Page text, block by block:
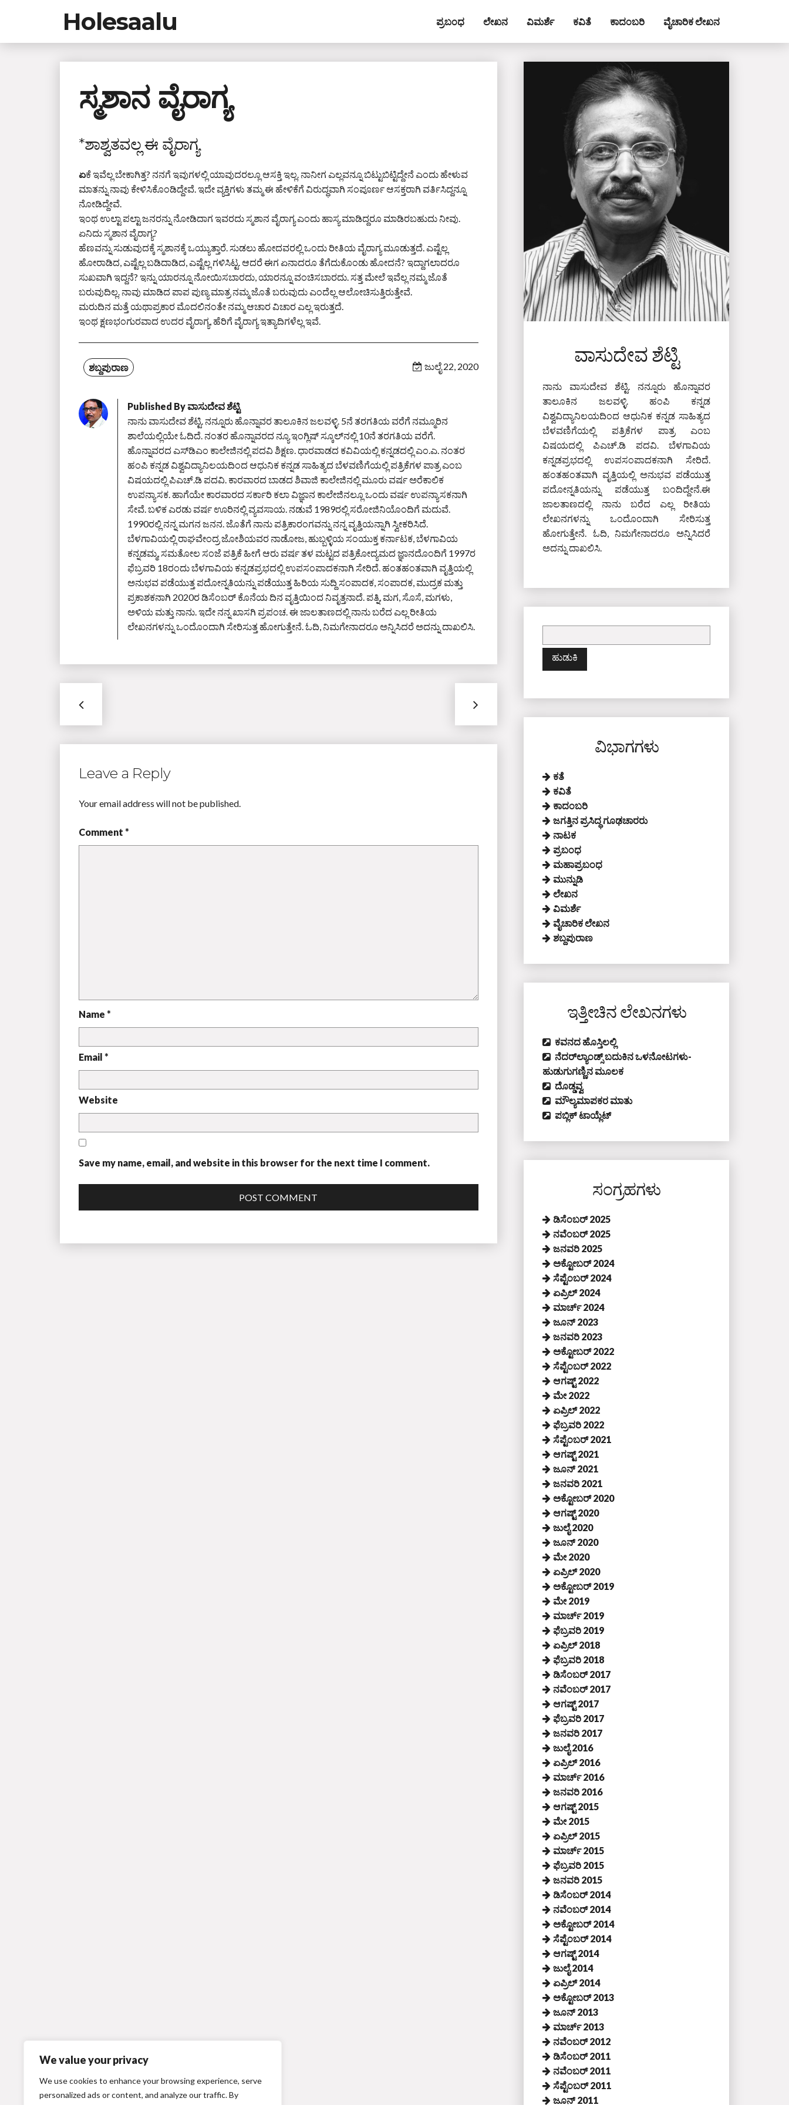
We value your privacy
We use cookies to enhance your browsing experience, serve
personalized ads or content, and analyze our traffic. By
Holesaalu ಪ್ರಬಂಧ ಲೇಖನ ವಿಮರ್ಶೆ ಕವಿತೆ ಕಾದಂಬರಿ ವೈಚಾರಿಕ ಲೇಖನ
ಸ್ಮಶಾನ ವೈರಾಗ್ಯ
*ಶಾಶ್ವತವಲ್ಲ ಈ ವೈರಾಗ್ಯ
ಏಕೆ ಇವೆಲ್ಲ ಬೇಕಾಗಿತ್ತ? ನನಗೆ ಇವುಗಳಲ್ಲಿ ಯಾವುದರಲ್ಲೂ ಆಸಕ್ತಿ ಇಲ್ಲ. ನಾನೀಗ ಎಲ್ಲವನ್ನೂ ಬಿಟ್ಟುಬಿಟ್ಟಿದ್ದೇನೆ ಎಂದು ಹೇಳುವ
ಮಾತನ್ನು ನಾವು ಕೇಳಿಸಿಕೊಂಡಿದ್ದೇವೆ. ಇದೇ ವ್ಯಕ್ತಿಗಳು ತಮ್ಮ ಈ ಹೇಳಿಕೆಗೆ ವಿರುದ್ಧವಾಗಿ ಸಂಪೂರ್ಣ ಆಸಕ್ತರಾಗಿ ವರ್ತಿಸಿದ್ದನ್ನೂ
ನೋಡಿದ್ದೇವೆ.
ಇಂಥ ಉಲ್ಟಾ ಪಲ್ಟಾ ಜನರನ್ನು ನೋಡಿದಾಗ ಇವರದು ಸ್ಮಶಾನ ವೈರಾಗ್ಯ ಎಂದು ಹಾಸ್ಯ ಮಾಡಿದ್ದರೂ ಮಾಡಿರಬಹುದು ನೀವು.
ಏನಿದು ಸ್ಮಶಾನ ವೈರಾಗ್ಯ?
ಹೆಣವನ್ನು ಸುಡುವುದಕ್ಕೆ ಸ್ಮಶಾನಕ್ಕೆ ಒಯ್ಯುತ್ತಾರೆ. ಸುಡಲು ಹೋದವರಲ್ಲಿ ಒಂದು ರೀತಿಯ ವೈರಾಗ್ಯ ಮೂಡುತ್ತದೆ. ಎಷ್ಟೆಲ್ಲ
ಹೋರಾಡಿದ, ಎಷ್ಟೆಲ್ಲ ಬಡಿದಾಡಿದ, ಎಷ್ಟೆಲ್ಲ ಗಳಿಸಿಟ್ಟ. ಆದರೆ ಈಗ ಏನಾದರೂ ತೆಗೆದುಕೊಂಡು ಹೋದನೆ? ಇದ್ದಾಗಲಾದರೂ
ಸುಖವಾಗಿ ಇದ್ದನೆ? ಇನ್ನು ಯಾರನ್ನೂ ನೋಯಿಸಬಾರದು, ಯಾರನ್ನೂ ವಂಚಿಸಬಾರದು. ಸತ್ತ ಮೇಲೆ ಇವೆಲ್ಲ ನಮ್ಮ ಜೊತೆ
ಬರುವುದಿಲ್ಲ. ನಾವು ಮಾಡಿದ ಪಾಪ ಪುಣ್ಯ ಮಾತ್ರ ನಮ್ಮ ಜೊತೆ ಬರುವುದು ಎಂದೆಲ್ಲ ಆಲೋಚಿಸುತ್ತಿರುತ್ತೇವೆ.
ಮರುದಿನ ಮತ್ತೆ ಯಥಾಪ್ರಕಾರ ಮೊದಲಿನಂತೇ ನಮ್ಮ ಆಚಾರ ವಿಚಾರ ಎಲ್ಲ ಇರುತ್ತದೆ.
ಇಂಥ ಕ್ಷಣಭಂಗುರವಾದ ಉದರ ವೈರಾಗ್ಯ, ಹೆರಿಗೆ ವೈರಾಗ್ಯ ಇತ್ಯಾದಿಗಳೆಲ್ಲ ಇವೆ.
ಶಬ್ದಪುರಾಣ ಜುಲೈ 22, 2020
Published By ವಾಸುದೇವ ಶೆಟ್ಟಿ
ನಾನು ವಾಸುದೇವ ಶೆಟ್ಟಿ. ನನ್ನೂರು ಹೊನ್ನಾವರ ತಾಲೂಕಿನ ಜಲವಳ್ಳಿ. 5ನೆ ತರಗತಿಯ ವರೆಗೆ ನಮ್ಮೂರಿನ
ಶಾಲೆಯಲ್ಲಿಯೇ ಓದಿದೆ. ನಂತರ ಹೊನ್ನಾವರದ ನ್ಯೂ ಇಂಗ್ಲಿಷ್ ಸ್ಕೂಲ್‌ನಲ್ಲಿ 10ನೆ ತರಗತಿಯ ವರೆಗೆ.
ಹೊನ್ನಾವರದ ಎಸ್‌ಡಿಎಂ ಕಾಲೇಜಿನಲ್ಲಿ ಪದವಿ ಶಿಕ್ಷಣ. ಧಾರವಾಡದ ಕವಿವಿಯಲ್ಲಿ ಕನ್ನಡದಲ್ಲಿ ಎಂ.ಎ. ನಂತರ
ಹಂಪಿ ಕನ್ನಡ ವಿಶ್ವವಿದ್ಯಾನಿಲಯದಿಂದ ಆಧುನಿಕ ಕನ್ನಡ ಸಾಹಿತ್ಯದ ಬೆಳವಣಿಗೆಯಲ್ಲಿ ಪತ್ರಿಕೆಗಳ ಪಾತ್ರ ಎಂಬ
ವಿಷಯದಲ್ಲಿ ಪಿಎಚ್‌.ಡಿ ಪದವಿ. ಕಾರವಾರದ ಬಾಡದ ಶಿವಾಜಿ ಕಾಲೇಜಿನಲ್ಲಿ ಮೂರು ವರ್ಷ ಅರೆಕಾಲಿಕ
ಉಪನ್ಯಾಸಕ. ಹಾಗೆಯೇ ಕಾರವಾರದ ಸರ್ಕಾರಿ ಕಲಾ ವಿಜ್ಞಾನ ಕಾಲೇಜಿನಲ್ಲೂ ಒಂದು ವರ್ಷ ಉಪನ್ಯಾಸಕನಾಗಿ
ಸೇವೆ. ಬಳಿಕ ಎರಡು ವರ್ಷ ಊರಿನಲ್ಲಿ ವ್ಯವಸಾಯ. ನಡುವೆ 1989ರಲ್ಲಿ ಸರೋಜಿನಿಯೊಂದಿಗೆ ಮದುವೆ.
1990ರಲ್ಲಿ ನನ್ನ ಮಗನ ಜನನ. ಜೊತೆಗೆ ನಾನು ಪತ್ರಿಕಾರಂಗವನ್ನು ನನ್ನ ವೃತ್ತಿಯನ್ನಾಗಿ ಸ್ವೀಕರಿಸಿದೆ.
ಬೆಳಗಾವಿಯಲ್ಲಿ ರಾಘವೇಂದ್ರ ಜೋಶಿಯವರ ನಾಡೋಜ, ಹುಬ್ಬಳ್ಳಿಯ ಸಂಯುಕ್ತ ಕರ್ನಾಟಕ, ಬೆಳಗಾವಿಯ
ಕನ್ನಡಮ್ಮ, ಸಮತೋಲ ಸಂಜೆ ಪತ್ರಿಕೆ ಹೀಗೆ ಆರು ವರ್ಷ ತಳ ಮಟ್ಟದ ಪತ್ರಿಕೋದ್ಯಮದ ಜ್ಞಾನದೊಂದಿಗೆ 1997ರ
ಫೆಬ್ರವರಿ 18ರಂದು ಬೆಳಗಾವಿಯ ಕನ್ನಡಪ್ರಭದಲ್ಲಿ ಉಪಸಂಪಾದಕನಾಗಿ ಸೇರಿದೆ. ಹಂತಹಂತವಾಗಿ ವೃತ್ತಿಯಲ್ಲಿ
ಅನುಭವ ಪಡೆಯುತ್ತ ಪದೋನ್ನತಿಯನ್ನು ಪಡೆಯುತ್ತ ಹಿರಿಯ ಸುದ್ದಿ ಸಂಪಾದಕ, ಸಂಪಾದಕ, ಮುದ್ರಕ ಮತ್ತು
ಪ್ರಕಾಶಕನಾಗಿ 2020ರ ಡಿಸೆಂಬರ್‌ ಕೊನೆಯ ದಿನ ವೃತ್ತಿಯಿಂದ ನಿವೃತ್ತನಾದೆ. ಪತ್ನಿ, ಮಗ, ಸೊಸೆ, ಮಗಳು,
ಅಳಿಯ ಮತ್ತು ನಾನು. ಇದೇ ನನ್ನ ಖಾಸಗಿ ಪ್ರಪಂಚ. ಈ ಜಾಲತಾಣದಲ್ಲಿ ನಾನು ಬರೆದ ಎಲ್ಲ ರೀತಿಯ
ಲೇಖನಗಳನ್ನು ಒಂದೊಂದಾಗಿ ಸೇರಿಸುತ್ತ ಹೋಗುತ್ತೇನೆ. ಓದಿ, ನಿಮಗೇನಾದರೂ ಅನ್ನಿಸಿದರೆ ಅದನ್ನು ದಾಖಲಿಸಿ.
Leave a Reply
Your email address will not be published.
Comment *
Name *
Email *
Website
Save my name, email, and website in this browser for the next time I comment.
POST COMMENT
ವಾಸುದೇವ ಶೆಟ್ಟಿ
ನಾನು ವಾಸುದೇವ ಶೆಟ್ಟಿ. ನನ್ನೂರು ಹೊನ್ನಾವರ
ತಾಲೂಕಿನ ಜಲವಳ್ಳಿ. ಹಂಪಿ ಕನ್ನಡ
ವಿಶ್ವವಿದ್ಯಾನಿಲಯದಿಂದ ಆಧುನಿಕ ಕನ್ನಡ ಸಾಹಿತ್ಯದ
ಬೆಳವಣಿಗೆಯಲ್ಲಿ ಪತ್ರಿಕೆಗಳ ಪಾತ್ರ ಎಂಬ
ವಿಷಯದಲ್ಲಿ ಪಿಎಚ್‌.ಡಿ ಪದವಿ. ಬೆಳಗಾವಿಯ
ಕನ್ನಡಪ್ರಭದಲ್ಲಿ ಉಪಸಂಪಾದಕನಾಗಿ ಸೇರಿದೆ.
ಹಂತಹಂತವಾಗಿ ವೃತ್ತಿಯಲ್ಲಿ ಅನುಭವ ಪಡೆಯುತ್ತ
ಪದೋನ್ನತಿಯನ್ನು ಪಡೆಯುತ್ತ ಬಂದಿದ್ದೇನೆ.ಈ
ಜಾಲತಾಣದಲ್ಲಿ ನಾನು ಬರೆದ ಎಲ್ಲ ರೀತಿಯ
ಲೇಖನಗಳನ್ನು ಒಂದೊಂದಾಗಿ ಸೇರಿಸುತ್ತ
ಹೋಗುತ್ತೇನೆ. ಓದಿ, ನಿಮಗೇನಾದರೂ ಅನ್ನಿಸಿದರೆ
ಅದನ್ನು ದಾಖಲಿಸಿ.
ಹುಡುಕಿ:
ವಿಭಾಗಗಳು
ಕತೆ
ಕವಿತೆ
ಕಾದಂಬರಿ
ಜಗತ್ತಿನ ಪ್ರಸಿದ್ಧ ಗೂಢಚಾರರು
ನಾಟಕ
ಪ್ರಬಂಧ
ಮಹಾಪ್ರಬಂಧ
ಮುನ್ನುಡಿ
ಲೇಖನ
ವಿಮರ್ಶೆ
ವೈಚಾರಿಕ ಲೇಖನ
ಶಬ್ದಪುರಾಣ
ಇತ್ತೀಚಿನ ಲೇಖನಗಳು
ಕವನದ ಹೊಸ್ತಿಲಲ್ಲಿ
ನೆದರ್‌ಲ್ಯಾಂಡ್ಸ್‌ ಬದುಕಿನ ಒಳನೋಟಗಳು-
ಹುಡುಗುಗಣ್ಣಿನ ಮೂಲಕ
ದೊಡ್ಡವ್ವ
ಮೌಲ್ಯಮಾಪಕರ ಮಾತು
ಪಬ್ಲಿಕ್‌ ಟಾಯ್ಲೆಟ್‌
ಸಂಗ್ರಹಗಳು
ಡಿಸೆಂಬರ್ 2025
ನವೆಂಬರ್ 2025
ಜನವರಿ 2025
ಅಕ್ಟೋಬರ್ 2024
ಸೆಪ್ಟೆಂಬರ್ 2024
ಏಪ್ರಿಲ್ 2024
ಮಾರ್ಚ್ 2024
ಜೂನ್ 2023
ಜನವರಿ 2023
ಅಕ್ಟೋಬರ್ 2022
ಸೆಪ್ಟೆಂಬರ್ 2022
ಆಗಷ್ಟ್ 2022
ಮೇ 2022
ಏಪ್ರಿಲ್ 2022
ಫೆಬ್ರವರಿ 2022
ಸೆಪ್ಟೆಂಬರ್ 2021
ಆಗಷ್ಟ್ 2021
ಜೂನ್ 2021
ಜನವರಿ 2021
ಅಕ್ಟೋಬರ್ 2020
ಆಗಷ್ಟ್ 2020
ಜುಲೈ 2020
ಜೂನ್ 2020
ಮೇ 2020
ಏಪ್ರಿಲ್ 2020
ಅಕ್ಟೋಬರ್ 2019
ಮೇ 2019
ಮಾರ್ಚ್ 2019
ಫೆಬ್ರವರಿ 2019
ಏಪ್ರಿಲ್ 2018
ಫೆಬ್ರವರಿ 2018
ಡಿಸೆಂಬರ್ 2017
ನವೆಂಬರ್ 2017
ಆಗಷ್ಟ್ 2017
ಫೆಬ್ರವರಿ 2017
ಜನವರಿ 2017
ಜುಲೈ 2016
ಏಪ್ರಿಲ್ 2016
ಮಾರ್ಚ್ 2016
ಜನವರಿ 2016
ಆಗಷ್ಟ್ 2015
ಮೇ 2015
ಏಪ್ರಿಲ್ 2015
ಮಾರ್ಚ್ 2015
ಫೆಬ್ರವರಿ 2015
ಜನವರಿ 2015
ಡಿಸೆಂಬರ್ 2014
ನವೆಂಬರ್ 2014
ಅಕ್ಟೋಬರ್ 2014
ಸೆಪ್ಟೆಂಬರ್ 2014
ಆಗಷ್ಟ್ 2014
ಜುಲೈ 2014
ಏಪ್ರಿಲ್ 2014
ಅಕ್ಟೋಬರ್ 2013
ಜೂನ್ 2013
ಮಾರ್ಚ್ 2013
ನವೆಂಬರ್ 2012
ಡಿಸೆಂಬರ್ 2011
ನವೆಂಬರ್ 2011
ಸೆಪ್ಟೆಂಬರ್ 2011
ಜೂನ್ 2011